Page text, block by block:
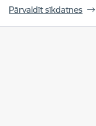
Pārvaldīt sīkdatnes